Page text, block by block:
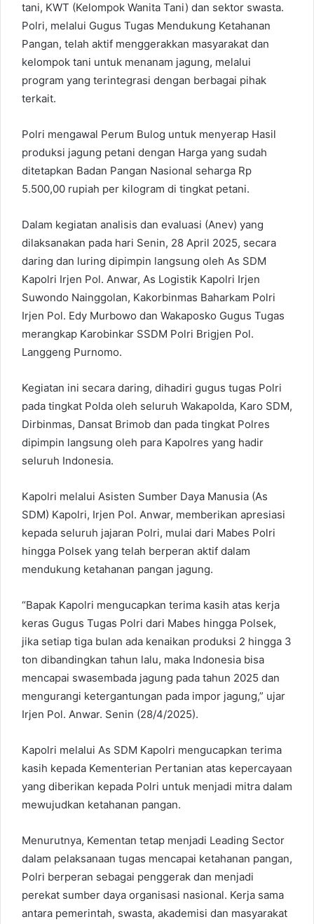
tani, KWT (Kelompok Wanita Tani) dan sektor swasta.
Polri, melalui Gugus Tugas Mendukung Ketahanan
Pangan, telah aktif menggerakkan masyarakat dan
kelompok tani untuk menanam jagung, melalui
program yang terintegrasi dengan berbagai pihak
terkait.
Polri mengawal Perum Bulog untuk menyerap Hasil
produksi jagung petani dengan Harga yang sudah
ditetapkan Badan Pangan Nasional seharga Rp
5.500,00 rupiah per kilogram di tingkat petani.
Dalam kegiatan analisis dan evaluasi (Anev) yang
dilaksanakan pada hari Senin, 28 April 2025, secara
daring dan luring dipimpin langsung oleh As SDM
Kapolri Irjen Pol. Anwar, As Logistik Kapolri Irjen
Suwondo Nainggolan, Kakorbinmas Baharkam Polri
Irjen Pol. Edy Murbowo dan Wakaposko Gugus Tugas
merangkap Karobinkar SSDM Polri Brigjen Pol.
Langgeng Purnomo.
Kegiatan ini secara daring, dihadiri gugus tugas Polri
pada tingkat Polda oleh seluruh Wakapolda, Karo SDM,
Dirbinmas, Dansat Brimob dan pada tingkat Polres
dipimpin langsung oleh para Kapolres yang hadir
seluruh Indonesia.
Kapolri melalui Asisten Sumber Daya Manusia (As
SDM) Kapolri, Irjen Pol. Anwar, memberikan apresiasi
kepada seluruh jajaran Polri, mulai dari Mabes Polri
hingga Polsek yang telah berperan aktif dalam
mendukung ketahanan pangan jagung.
“Bapak Kapolri mengucapkan terima kasih atas kerja
keras Gugus Tugas Polri dari Mabes hingga Polsek,
jika setiap tiga bulan ada kenaikan produksi 2 hingga 3
ton dibandingkan tahun lalu, maka Indonesia bisa
mencapai swasembada jagung pada tahun 2025 dan
mengurangi ketergantungan pada impor jagung,” ujar
Irjen Pol. Anwar. Senin (28/4/2025).
Kapolri melalui As SDM Kapolri mengucapkan terima
kasih kepada Kementerian Pertanian atas kepercayaan
yang diberikan kepada Polri untuk menjadi mitra dalam
mewujudkan ketahanan pangan.
Menurutnya, Kementan tetap menjadi Leading Sector
dalam pelaksanaan tugas mencapai ketahanan pangan,
Polri berperan sebagai penggerak dan menjadi
perekat sumber daya organisasi nasional. Kerja sama
antara pemerintah, swasta, akademisi dan masyarakat